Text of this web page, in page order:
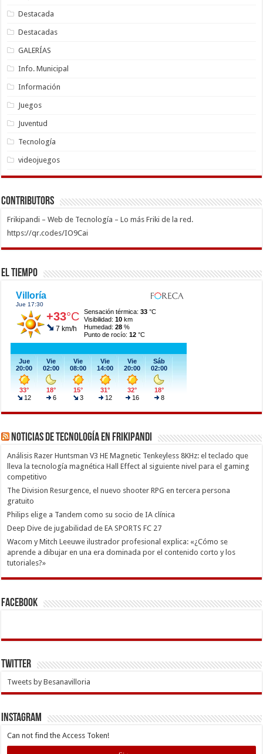
Destacada
Destacadas
GALERÍAS
Info. Municipal
Información
Juegos
Juventud
Tecnología
videojuegos
Contributors
Frikipandi – Web de Tecnología – Lo más Friki de la red.
https://qr.codes/IO9Cai
El Tiempo
Noticias de Tecnología en Frikipandi
Análisis Razer Huntsman V3 HE Magnetic Tenkeyless 8KHz: el teclado que
lleva la tecnología magnética Hall Effect al siguiente nivel para el gaming
competitivo
The Division Resurgence, el nuevo shooter RPG en tercera persona
gratuito
Philips elige a Tandem como su socio de IA clínica
Deep Dive de jugabilidad de EA SPORTS FC 27
Wacom y Mitch Leeuwe ilustrador profesional explica: «¿Cómo se
aprende a dibujar en una era dominada por el contenido corto y los
tutoriales?»
Facebook
Twitter
Tweets by Besanavilloria
INSTAGRAM
Can not find the Access Token!